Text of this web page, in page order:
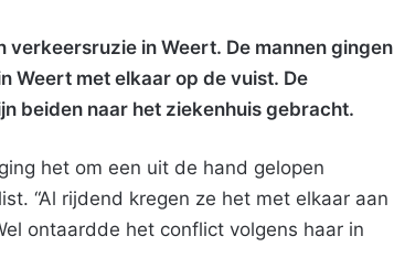
in Weert. De mannen gingen
Weert met elkaar op de vuist. De
beiden naar het ziekenhuis gebracht.
het om een uit de hand gelopen
“Al rijdend kregen ze het met elkaar aan
ontaardde het conflict volgens haar in